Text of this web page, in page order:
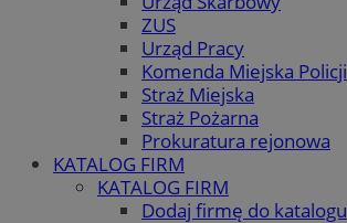
ZUS
Urząd Pracy
Komenda Miejska Policji
Straż Miejska
Straż Pożarna
Prokuratura rejonowa
KATALOG FIRM
KATALOG FIRM
Dodaj firmę do katalogu